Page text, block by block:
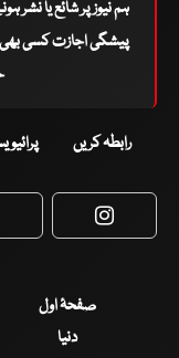
ہم نیوز پر شائع یا نشر
پیشگی اجازت کسی بھی
رابطہ کریں
صفحۂ اول
دنیا